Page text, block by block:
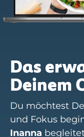
Das
Deinem
Du möchtest
und Fokus
Inanna